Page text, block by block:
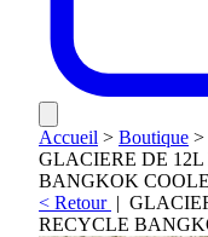
Accueil > Boutique >
GLACIERE DE
BANGKOK
< Retour |
RECYCLE